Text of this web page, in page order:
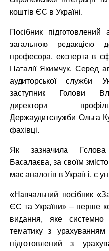
коштів ЄС в Україні.
Посібник підготовлений
загальною редакцією
професора, експерта в
Наталії Якимчук. Серед
аудиторської служби
заступник Голови
директори
Держаудитслужби Ольга
фахівці.
Як зазначила
Басалаєва, за своїм
має аналогів в Україні, є
«Навчальний посібник
ЄС та України» – перше
видання, яке системно
тематику з урахуванням
підготовлений з